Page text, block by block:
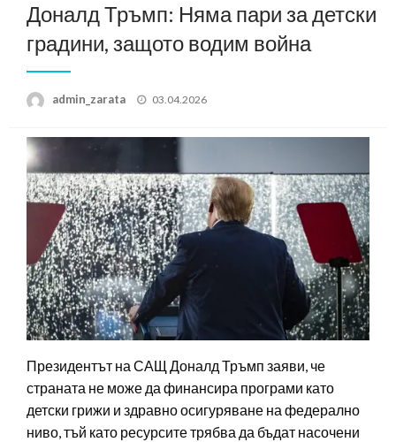
Доналд Тръмп: Няма пари за детски
градини, защото водим война
admin_zarata
Posted
03.04.2026
Президентът на САЩ Доналд Тръмп заяви, че
страната не може да финансира програми като
детски грижи и здравно осигуряване на федерално
ниво, тъй като ресурсите трябва да бъдат насочени